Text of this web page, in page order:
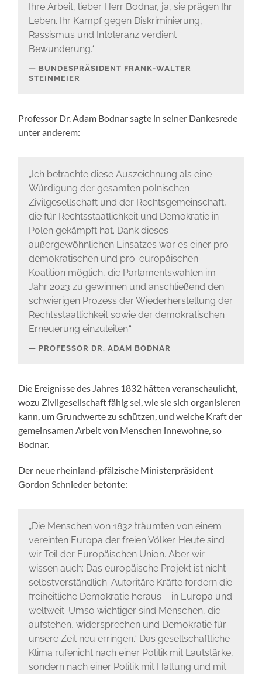
Ihre Arbeit, lieber Herr Bodnar, ja, sie prägen Ihr
Leben. Ihr Kampf gegen Diskriminierung,
Rassismus und Intoleranz verdient
Bewunderung.“
BUNDESPRÄSIDENT FRANK-WALTER
STEINMEIER
Professor Dr. Adam Bodnar sagte in seiner Dankesrede
unter anderem:
„Ich betrachte diese Auszeichnung als eine
Würdigung der gesamten polnischen
Zivilgesellschaft und der Rechtsgemeinschaft,
die für Rechtsstaatlichkeit und Demokratie in
Polen gekämpft hat. Dank dieses
außergewöhnlichen Einsatzes war es einer pro-
demokratischen und pro-europäischen
Koalition möglich, die Parlamentswahlen im
Jahr 2023 zu gewinnen und anschließend den
schwierigen Prozess der Wiederherstellung der
Rechtsstaatlichkeit sowie der demokratischen
Erneuerung einzuleiten.“
PROFESSOR DR. ADAM BODNAR
Die Ereignisse des Jahres 1832 hätten veranschaulicht,
wozu Zivilgesellschaft fähig sei, wie sie sich organisieren
kann, um Grundwerte zu schützen, und welche Kraft der
gemeinsamen Arbeit von Menschen innewohne, so
Bodnar.
Der neue rheinland-pfälzische Ministerpräsident
Gordon Schnieder betonte:
„Die Menschen von 1832 träumten von einem
vereinten Europa der freien Völker. Heute sind
wir Teil der Europäischen Union. Aber wir
wissen auch: Das europäische Projekt ist nicht
selbstverständlich. Autoritäre Kräfte fordern die
freiheitliche Demokratie heraus – in Europa und
weltweit. Umso wichtiger sind Menschen, die
aufstehen, widersprechen und Demokratie für
unsere Zeit neu erringen.“ Das gesellschaftliche
Klima rufenicht nach einer Politik mit Lautstärke,
sondern nach einer Politik mit Haltung und mit